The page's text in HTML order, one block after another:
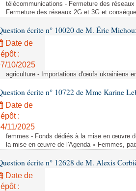
télécommunications - Fermeture des
Fermeture des réseaux 2G et 3G et
écrite n° 10020 de M. Éric
Date de
:
10/2025
agriculture - Importations d'œufs ukrainiens
écrite n° 10722 de Mme Karine
Date de
:
11/2025
femmes - Fonds dédiés à la mise en œuvre
la mise en œuvre de l'Agenda « Femmes,
écrite n° 12628 de M. Alexis
Date de
: